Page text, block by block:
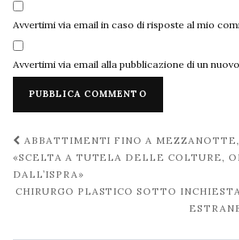
Avvertimi via email in caso di risposte al mio
Avvertimi via email alla pubblicazione di un
Navigazione
post
ABBATTIMENTI FINO A
«SCELTA A TUTELA DELLE COLTURE,
DALL’ISPRA»
CHIRURGO PLASTICO SOTTO